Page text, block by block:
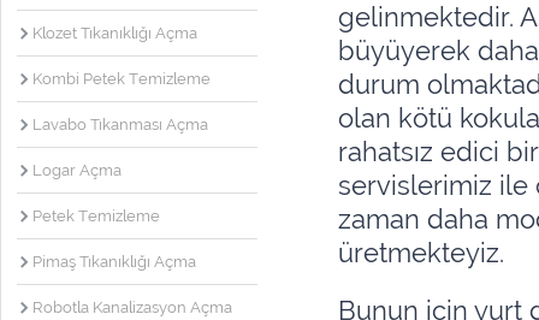
Klozet Tıkanıklığı Açma
Kombi Petek Temizleme
Lavabo Tıkanması Açma
Logar Açma
Petek Temizleme
Pimaş Tıkanıklığı Açma
Robotla Kanalizasyon Açma
gelinmektedir.
büyüyerek
durum
olan kötü
rahatsız edici
servislerimiz
zaman daha
üretmekteyiz.
Bunun için yurt